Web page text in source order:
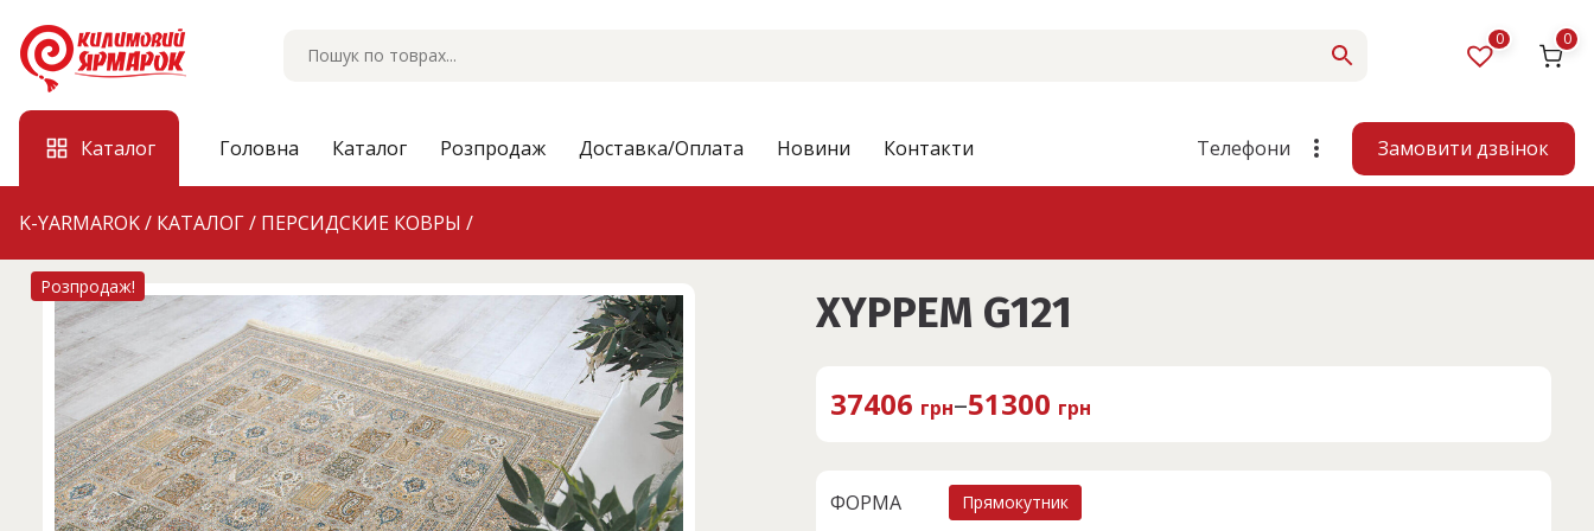
content
0 0
Каталог Головна Каталог Розпродаж Доставка/Оплата Новини Контакти Телефони Замовити дзвінок
K-YARMAROK/ КАТАЛОГ/ ПЕРСИДСКИЕ КОВРЫ /
Розпродаж!
XYPPEM G121
37406 грн–51300 грн
ФОРМА Прямокутник